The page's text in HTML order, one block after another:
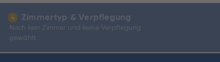
4 Zimmertyp & Verpflegung
Noch kein Zimmer und keine Verpflegung
gewählt.